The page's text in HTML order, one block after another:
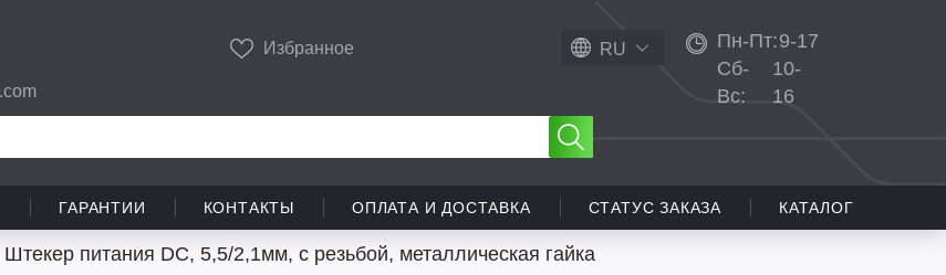
Избранное RU Пн-Пт:9-17
Сб-
Вс:
10-
16
ГАРАНТИИ КОНТАКТЫ ОПЛАТА И ДОСТАВКА СТАТУС ЗАКАЗА КАТАЛОГ
питания DC, 5,5/2,1мм, с резьбой, металлическая гайка